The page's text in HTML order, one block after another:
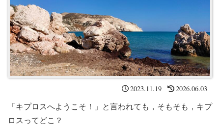
2023.11.19 2026.06.03
「キプロスへようこそ！」と言われても，そもそも，キプ
ロスってどこ？